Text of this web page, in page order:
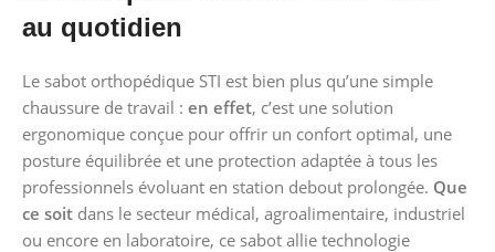
au quotidien
Le sabot orthopédique STI est bien plus qu’une simple
chaussure de travail : en effet, c’est une solution
ergonomique conçue pour offrir un confort optimal, une
posture équilibrée et une protection adaptée à tous les
professionnels évoluant en station debout prolongée. Que
ce soit dans le secteur médical, agroalimentaire, industriel
ou encore en laboratoire, ce sabot allie technologie